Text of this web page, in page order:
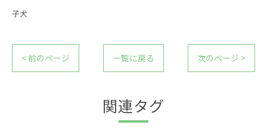
子犬
< 前のページ 一覧に戻る 次のページ >
関連タグ